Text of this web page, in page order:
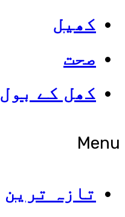
کھیل
صحت
کھل کے بول
Menu
تازہ ترین